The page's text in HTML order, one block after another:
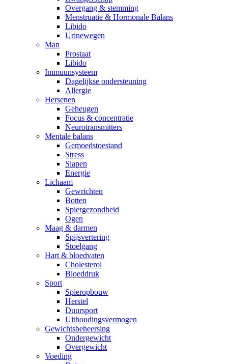
Overgang & stemming
Menstruatie & Hormonale Balans
Libido
Urinewegen
Man
Prostaat
Libido
Immuunsysteem
Dagelijkse ondersteuning
Allergie
Hersenen
Geheugen
Focus & concentratie
Neurotransmitters
Mentale balans
Gemoedstoestand
Stress
Slapen
Energie
Lichaam
Gewrichten
Botten
Spiergezondheid
Ogen
Maag & darmen
Spijsvertering
Stoelgang
Hart & bloedvaten
Cholesterol
Bloeddruk
Sport
Spieropbouw
Herstel
Duursport
Uithoudingsvermogen
Gewichtsbeheersing
Ondergewicht
Overgewicht
Voeding